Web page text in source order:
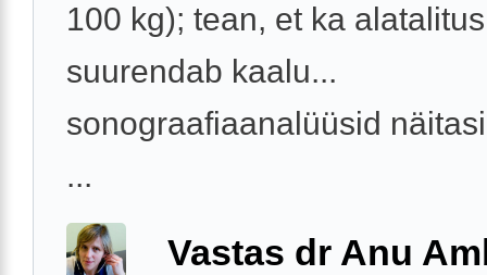
100 kg); tean, et ka alatalitus
suurendab kaalu...
sonograafiaanalüüsid
...
Vastas dr Anu